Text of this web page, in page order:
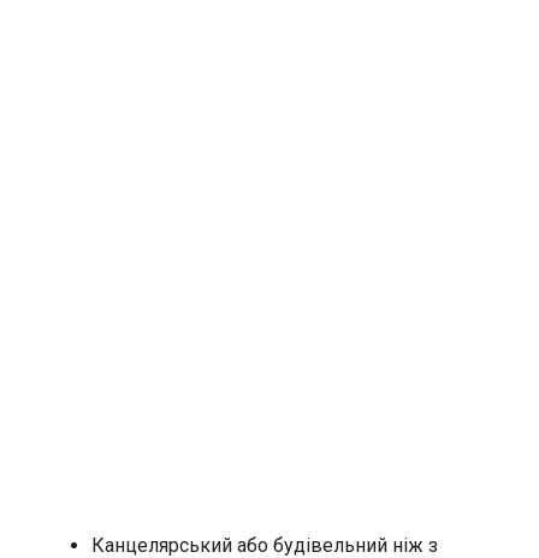
Канцелярський або будівельний ніж з